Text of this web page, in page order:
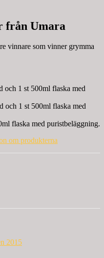
från Umara
vinnare som vinner grymma
och 1 st 500ml flaska med
och 1 st 500ml flaska med
flaska med puristbeläggning.
om produkterna
2015